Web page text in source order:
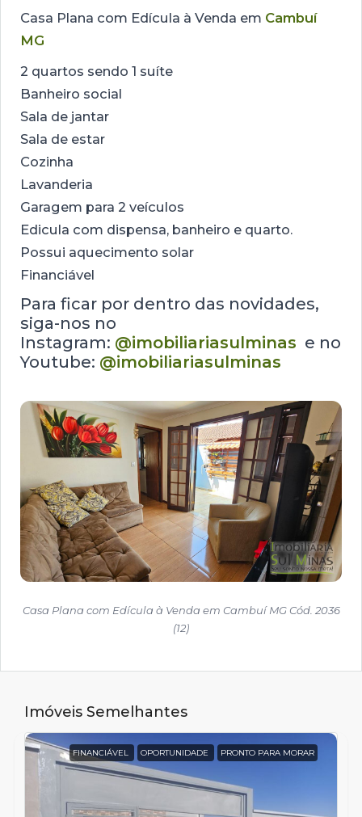
Casa Plana com Edícula à Venda em Cambuí
MG
2 quartos sendo 1 suíte
Banheiro social
Sala de jantar
Sala de estar
Cozinha
Lavanderia
Garagem para 2 veículos
Edicula com dispensa, banheiro e quarto.
Possui aquecimento solar
Financiável
Para ficar por dentro das novidades,
siga-nos no
Instagram: @imobiliariasulminas e no
Youtube: @imobiliariasulminas
Casa Plana com Edícula à Venda em Cambuí MG Cód. 2036
(12)
Imóveis Semelhantes
FINANCIÁVEL OPORTUNIDADE PRONTO PARA MORAR